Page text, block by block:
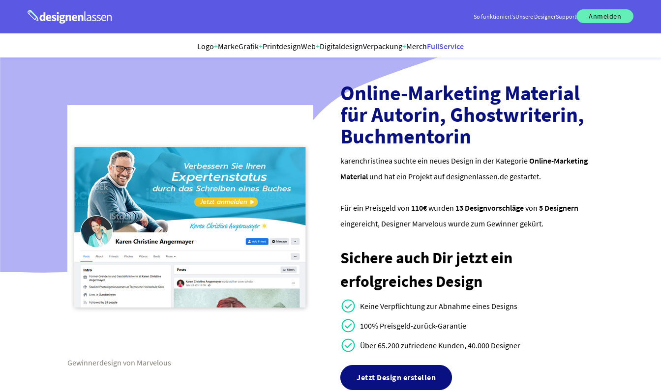
So funktioniert'sUnsere DesignerSupport Anmelden
Logo+MarkeGrafik+PrintdesignWeb+DigitaldesignVerpackung+MerchFullService
Gewinnerdesign von Marvelous
Online-Marketing Material
für Autorin, Ghostwriterin,
Buchmentorin
karenchristinea suchte ein neues Design in der KategorieOnline-Marketing
Material und hat ein Projekt auf designenlassen.de gestartet.
Für ein Preisgeld von 110€wurden 13 Designvorschlägevon 5 Designern
eingereicht, Designer Marvelous wurde zum Gewinner gekürt.
Sichere auch Dir jetzt ein
erfolgreiches Design
Keine Verpflichtung zur Abnahme eines Designs
100% Preisgeld-zurück-Garantie
Über 65.200 zufriedene Kunden, 40.000 Designer
Jetzt Design erstellen